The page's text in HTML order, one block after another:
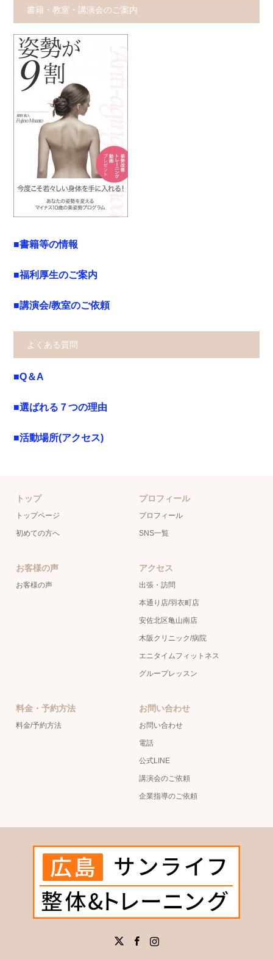
書籍・教室・講演会のご案内
■書籍等の情報
■福利厚生のご案内
■講演会/教室のご依頼
よくある質問
■Q＆A
■選ばれる７つの理由
■活動場所(アクセス)
トップ
トップページ
初めての方へ
プロフィール
プロフィール
SNS一覧
お客様の声
お客様の声
アクセス
出張・訪問
本通り店/羽衣町店
安佐北区亀山南店
木阪クリニック/病院
エニタイムフィットネス
グループレッスン
料金・予約方法
料金/予約方法
お問い合わせ
お問い合わせ
電話
公式LINE
講演会のご依頼
企業指導のご依頼